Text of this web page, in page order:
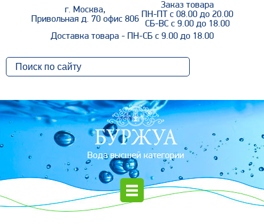
Войти
Напомнить пароль Регистрация
г. Москва,
Привольная д. 70 офис 806
Заказ товара
ПН-ПТ с 08.00 до 20.00
СБ-ВС с 9.00 до 18.00
Доставка товара - ПН-СБ с 9.00 до 18.00